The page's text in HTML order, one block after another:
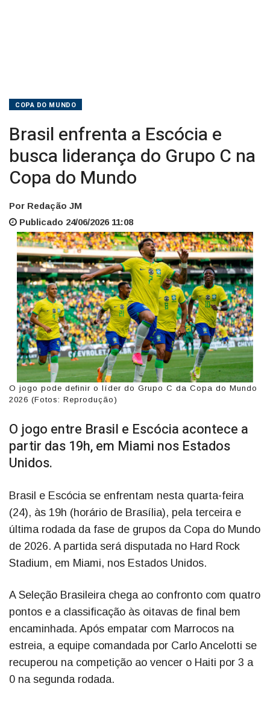
COPA DO MUNDO
Brasil enfrenta a Escócia e
busca liderança do Grupo C na
Copa do Mundo
Por Redação JM
Publicado 24/06/2026 11:08
O jogo pode definir o líder do Grupo C da Copa do Mundo
2026 (Fotos: Reprodução)
O jogo entre Brasil e Escócia acontece a
partir das 19h, em Miami nos Estados
Unidos.
Brasil e Escócia se enfrentam nesta quarta-feira
(24), às 19h (horário de Brasília), pela terceira e
última rodada da fase de grupos da Copa do Mundo
de 2026. A partida será disputada no Hard Rock
Stadium, em Miami, nos Estados Unidos.
A Seleção Brasileira chega ao confronto com quatro
pontos e a classificação às oitavas de final bem
encaminhada. Após empatar com Marrocos na
estreia, a equipe comandada por Carlo Ancelotti se
recuperou na competição ao vencer o Haiti por 3 a
0 na segunda rodada.